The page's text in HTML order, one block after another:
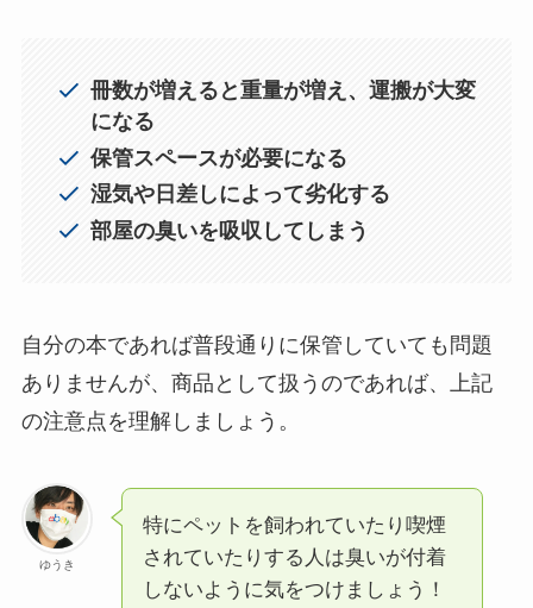
冊数が増えると重量が増え、運搬が大変
になる
保管スペースが必要になる
湿気や日差しによって劣化する
部屋の臭いを吸収してしまう
自分の本であれば普段通りに保管していても問題
ありませんが、商品として扱うのであれば、上記
の注意点を理解しましょう。
ゆうき
特にペットを飼われていたり喫煙
されていたりする人は臭いが付着
しないように気をつけましょう！